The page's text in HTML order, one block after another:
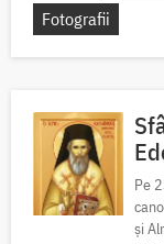
Fotografii
Pe
și